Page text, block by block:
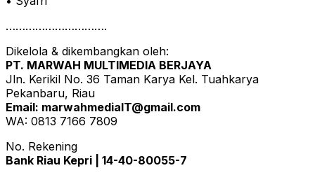
………………………….
Dikelola & dikembangkan oleh:
PT. MARWAH MULTIMEDIA BERJAYA
Jln. Kerikil No. 36 Taman Karya Kel. Tuahkarya
Pekanbaru, Riau
Email: marwahmediaIT@gmail.com
WA: 0813 7166 7809
No. Rekening
Bank Riau Kepri | 14-40-80055-7